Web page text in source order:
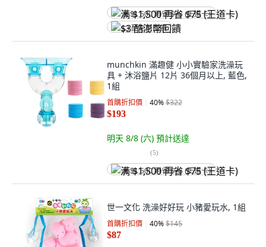
满 $1,500 再省 $75 (王道卡)
$3 酷澎幣回饋
munchkin 滿趣健 小小實驗家洗澡玩
具 + 沐浴鹽片 12片 36個月以上, 藍色,
1組
首購折扣價 40%$322
$193
明天 8/8 (六) 預計送達
(5)
满 $1,500 再省 $75 (王道卡)
世一文化 洗澡好好玩 小豬愛玩水, 1組
首購折扣價 40%$145
$87